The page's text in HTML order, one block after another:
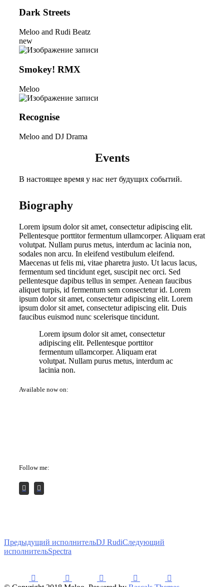
Dark Streets
Meloo and Rudi Beatz
new
Smokey! RMX
Meloo
Recognise
Meloo and DJ Drama
Events
В настоящее время у нас нет будущих событий.
Biography
Lorem ipsum dolor sit amet, consectetur adipiscing elit.
Pellentesque porttitor fermentum ullamcorper. Aliquam erat
volutpat. Nullam purus metus, interdum ac lacinia non,
sodales non arcu. In eleifend vestibulum eleifend.
Maecenas ut felis mi, vitae pharetra justo. Ut lacus lacus,
fermentum sed tincidunt eget, suscipit nec orci. Sed
pellentesque dapibus tellus in semper. Aenean faucibus
aliquet turpis, id fermentum sem consectetur id. Lorem
ipsum dolor sit amet, consectetur adipiscing elit. Lorem
ipsum dolor sit amet, consectetur adipiscing elit. Duis
faucibus euismod nunc scelerisque tincidunt.
Lorem ipsum dolor sit amet, consectetur
adipiscing elit. Pellentesque porttitor
fermentum ullamcorper. Aliquam erat
volutpat. Nullam purus metus, interdum ac
lacinia non.
Available now on:
Follow me:
Предыдущий исполнительDJ RudiСледующий
исполнительSpectra